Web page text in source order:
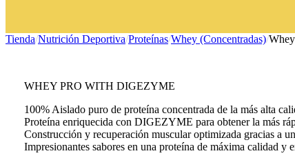
Tienda/Nutrición Deportiva/Proteínas/Whey (Concentradas)/
WHEY PRO WITH DIGEZYME
100% Aislado puro de proteína concentrada de la más alta
Proteína enriquecida con DIGEZYME para obtener la más
Construcción y recuperación muscular optimizada gracias a
Impresionantes sabores en una proteína de máxima calidad y